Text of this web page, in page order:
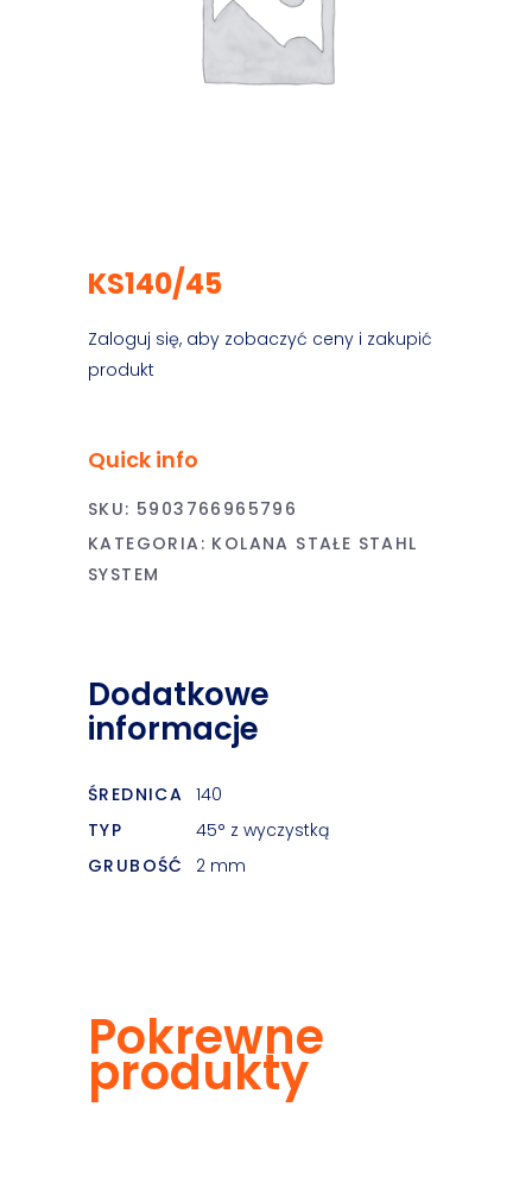
KS140/45
Zaloguj się, aby zobaczyć ceny i zakupić
produkt
Quick info
SKU: 5903766965796
KATEGORIA: KOLANA STAŁE STAHL
SYSTEM
Dodatkowe
informacje
ŚREDNICA 140
TYP
45° z wyczystką
GRUBOŚĆ
2 mm
Pokrewne
produkty